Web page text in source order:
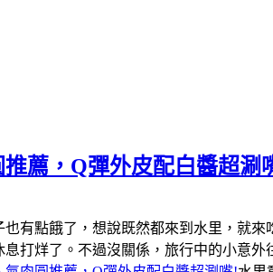
薦，Q彈外皮配白醬超涮
有點餓了，想說既然都來到水里，就
打烊了。不過沒關係，旅行中的小意